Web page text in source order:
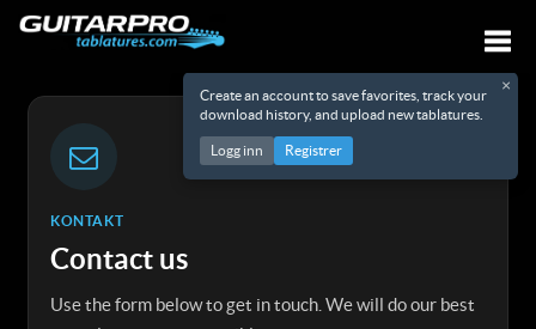
×
Create an account to save favorites, track your
download history, and upload new tablatures.
Logg inn Registrer
KONTAKT
Contact us
Use the form below to get in touch. We will do our best